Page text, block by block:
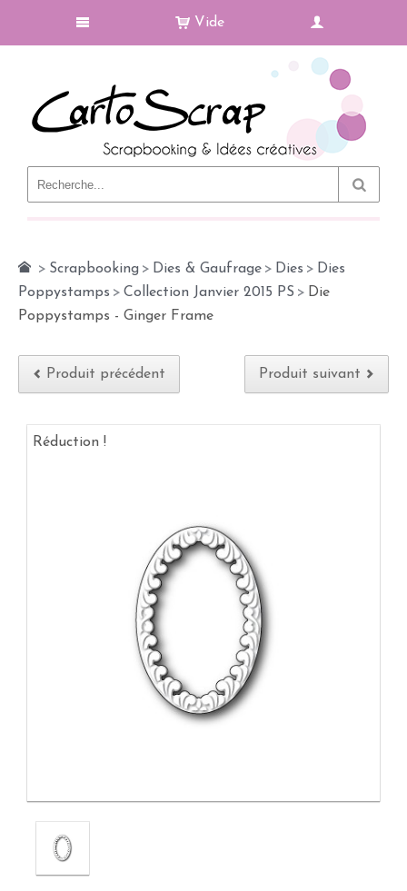
Vide
> Scrapbooking > Dies & Gaufrage > Dies > Dies
Poppystamps > Collection Janvier 2015 PS > Die
Poppystamps - Ginger Frame
Produit précédent Produit suivant
Réduction !